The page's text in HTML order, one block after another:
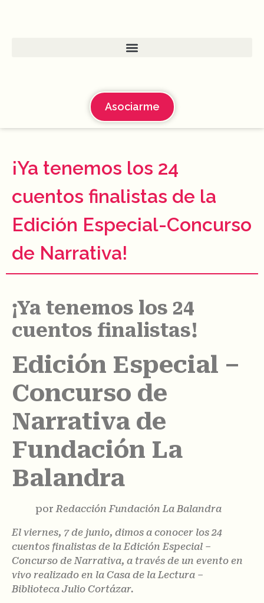
Asociarme
¡Ya tenemos los 24
cuentos finalistas de la
Edición Especial-Concurso
de Narrativa!
¡Ya tenemos los 24
cuentos finalistas!
Edición Especial –
Concurso de
Narrativa de
Fundación La
Balandra
porRedacción Fundación La Balandra
El viernes, 7 de junio, dimos a conocer los 24
cuentos finalistas de la Edición Especial –
Concurso de Narrativa, a través de un evento en
vivo realizado en la Casa de la Lectura –
Biblioteca Julio Cortázar.